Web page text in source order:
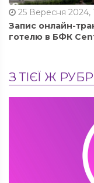
25 Вересня 2024,
Запис онлайн-
готелю в БФК
З ТІЄЇ Ж